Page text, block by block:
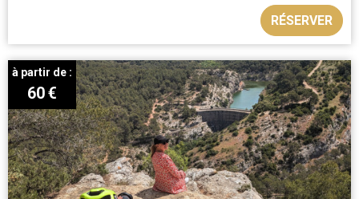
RÉSERVER
à partir de :
60€